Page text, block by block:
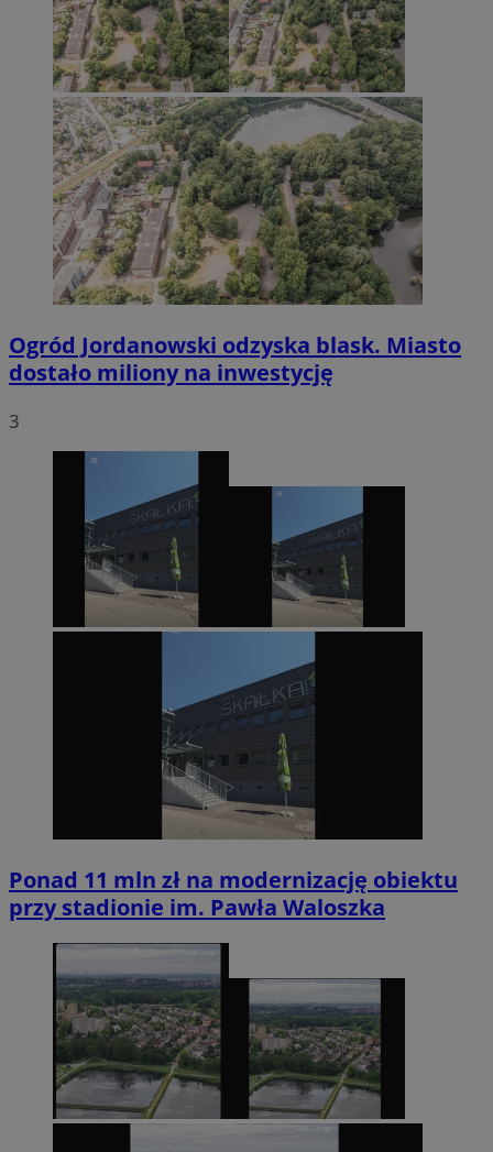
Ogród Jordanowski odzyska blask. Miasto
dostało miliony na inwestycję
3
Ponad 11 mln zł na modernizację obiektu
przy stadionie im. Pawła Waloszka